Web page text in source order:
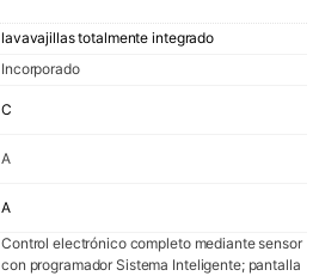
lavavajillas totalmente integrado
Incorporado
C
A
A
Control electrónico completo mediante sensor
con programador Sistema Inteligente; pantalla